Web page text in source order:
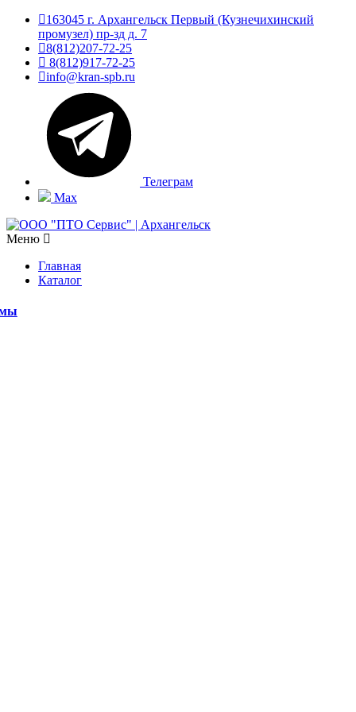
163045 г. Архангельск Первый (Кузнечихинский
промузел) пр-зд д. 7
8(812)207-72-25
8(812)917-72-25
info@kran-spb.ru
Телеграм
Max
Меню
Главная
Каталог